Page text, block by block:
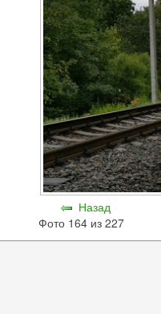
Назад
Фото 164 из 227